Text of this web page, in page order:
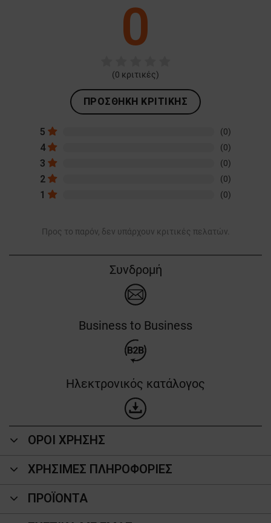
0
(0 κριτικές)
ΠΡΟΣΘΉΚΗ ΚΡΙΤΙΚΉΣ
5 (0)
4 (0)
3 (0)
2 (0)
1 (0)
Προς το παρόν, δεν υπάρχουν κριτικές πελατών.
Συνδρομή
Business to Business
Ηλεκτρονικός κατάλογος
ΟΡΟΙ ΧΡΗΣΗΣ
ΧΡΗΣΙΜΕΣ ΠΛΗΡΟΦΟΡΙΕΣ
ΠΡΟΪΌΝΤΑ